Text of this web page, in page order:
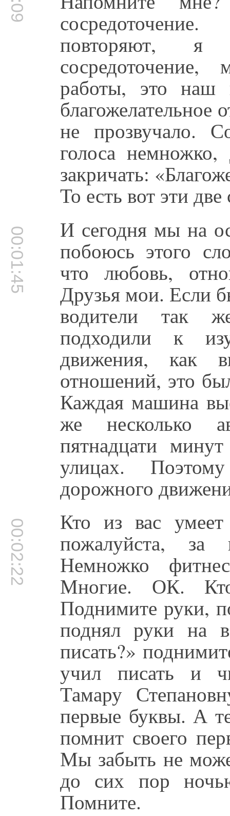
повторяют,
работы, это наш
не прозвучало.
голоса
закричать:
То есть вот эти
00:01:45 И сегодня мы на
побоюсь этого
что любовь,
Друзья мои. Если
водители так
подходили к
движения, как
отношений, это
Каждая машина
же несколько
пятнадцати
улицах.
дорожного
00:02:22 Кто из вас умеет
пожалуйста, за
Немножко
Многие. ОК.
Поднимите руки,
поднял руки на
писать?»
учил писать и
Тамару
первые буквы. А
помнит своего
Мы забыть не
до сих пор
Помните.